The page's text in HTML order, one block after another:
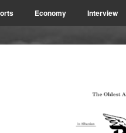
Economy Interview